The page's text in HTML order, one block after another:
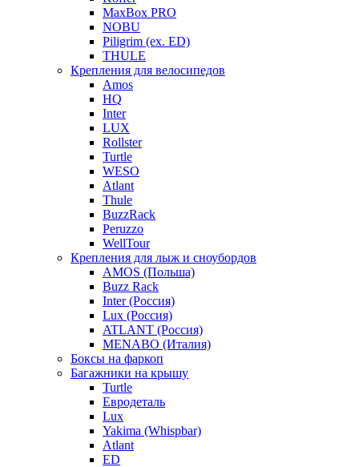
MaxBox PRO
NOBU
Piligrim (ex. ED)
THULE
Крепления для велосипедов
Amos
HQ
Inter
LUX
Rollster
Turtle
WESO
Atlant
Thule
BuzzRack
Peruzzo
WellTour
Крепления для лыж и сноубордов
AMOS (Польша)
Buzz Rack
Inter (Россия)
Lux (Россия)
ATLANT (Россия)
MENABO (Италия)
Боксы на фаркоп
Багажники на крышу
Turtle
Евродеталь
Lux
Yakima (Whispbar)
Atlant
ED